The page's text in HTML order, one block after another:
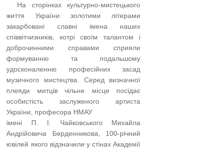
На сторінках культурно-мистецького
життя України золотими літерами
закарбовані славні імена наших
співвітчизників, котрі своїм талантом і
доброчинними справами cприяли
формуванню та подальшому
удосконаленню професійних засад
музичного мистецтва. Серед визначної
плеяди митців чільне місце посідає
особистість заслуженого артиста
України, професора НМАУ
імені П. І. Чайковського Михайла
Андрійовича Берден­никова, 100-річний
ювілей якого відзначили у стінах Академії